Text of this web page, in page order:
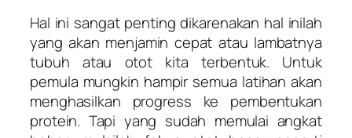
Hal ini sangat penting dikarenakan hal inilah
yang akan menjamin cepat atau lambatnya
tubuh atau otot kita terbentuk. Untuk
pemula mungkin hampir semua latihan akan
menghasilkan progress ke pembentukan
protein. Tapi yang sudah memulai angkat